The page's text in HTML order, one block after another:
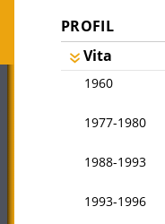
PROFIL
Vita
1960
1977-1980
1988-1993
1993-1996